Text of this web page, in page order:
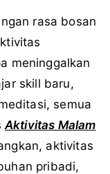
rasa bosan
meninggalkan
skill baru,
semua
Aktivitas Malam
aktivitas
pribadi,